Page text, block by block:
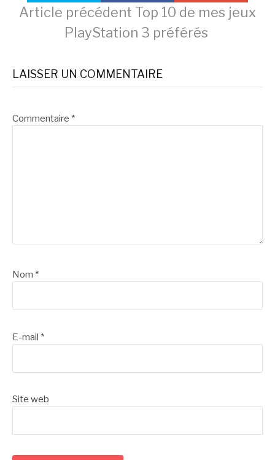
Lire
la
suite
Article précédent Top 10 de mes jeux
PlayStation 3 préférés
LAISSER UN COMMENTAIRE
Commentaire *
Nom *
E-mail *
Site web